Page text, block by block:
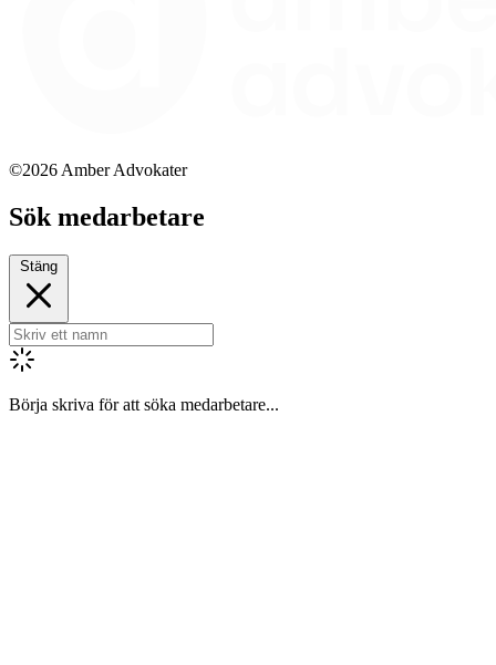
©2026 Amber Advokater
Sök medarbetare
Stäng
Börja skriva för att söka medarbetare...